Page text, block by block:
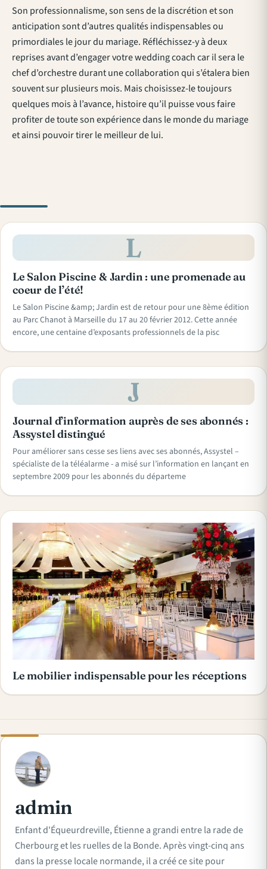
Son professionnalisme, son sens de la discrétion et son
anticipation sont d’autres qualités indispensables ou
primordiales le jour du mariage. Réfléchissez-y à deux
reprises avant d’engager votre wedding coach car il sera le
chef d’orchestre durant une collaboration qui s’étalera bien
souvent sur plusieurs mois. Mais choisissez-le toujours
quelques mois à l’avance, histoire qu’il puisse vous faire
profiter de toute son expérience dans le monde du mariage
et ainsi pouvoir tirer le meilleur de lui.
L
Le Salon Piscine & Jardin : une promenade au
coeur de l’été!
Le Salon Piscine &amp; Jardin est de retour pour une 8ème édition
au Parc Chanot à Marseille du 17 au 20 février 2012. Cette année
encore, une centaine d’exposants professionnels de la pisc
J
Journal d’information auprès de ses abonnés :
Assystel distingué
Pour améliorer sans cesse ses liens avec ses abonnés, Assystel –
spécialiste de la téléalarme - a misé sur l’information en lançant en
septembre 2009 pour les abonnés du départeme
Le mobilier indispensable pour les réceptions
A
admin
Enfant d'Équeurdreville, Étienne a grandi entre la rade de
Cherbourg et les ruelles de la Bonde. Après vingt-cinq ans
dans la presse locale normande, il a créé ce site pour